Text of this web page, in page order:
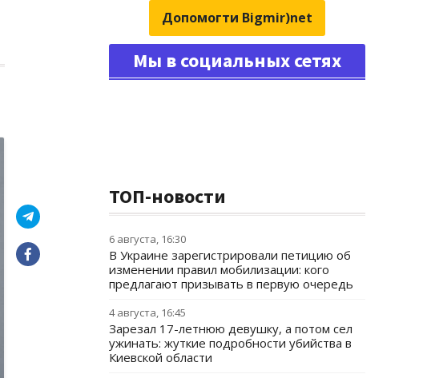
Допомогти Bigmir)net
Мы в социальных сетях
ТОП-новости
6 августа, 16:30
В Украине зарегистрировали петицию об
изменении правил мобилизации: кого
предлагают призывать в первую очередь
4 августа, 16:45
Зарезал 17-летнюю девушку, а потом сел
ужинать: жуткие подробности убийства в
Киевской области